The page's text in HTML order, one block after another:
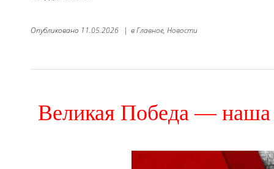
Опубликовано 11.05.2026 | вГлавное, Новости
Великая Победа — наша